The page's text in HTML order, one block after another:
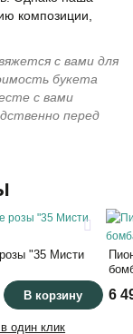
композиции,
с вами для
букета
с вами
перед
"35 Мисти
В корзину
один клик
6